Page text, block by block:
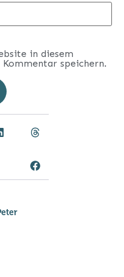
in diesem
speichern.